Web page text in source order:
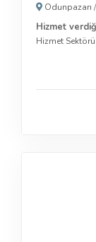
Odunpazarı /
Hizmet
Hizmet Sektörü